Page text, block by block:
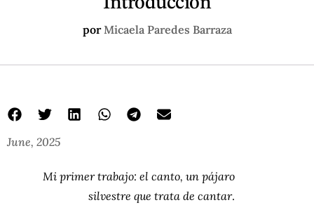
por Micaela Paredes Barraza
June, 2025
Mi primer trabajo: el canto, un pájaro
silvestre que trata de cantar.